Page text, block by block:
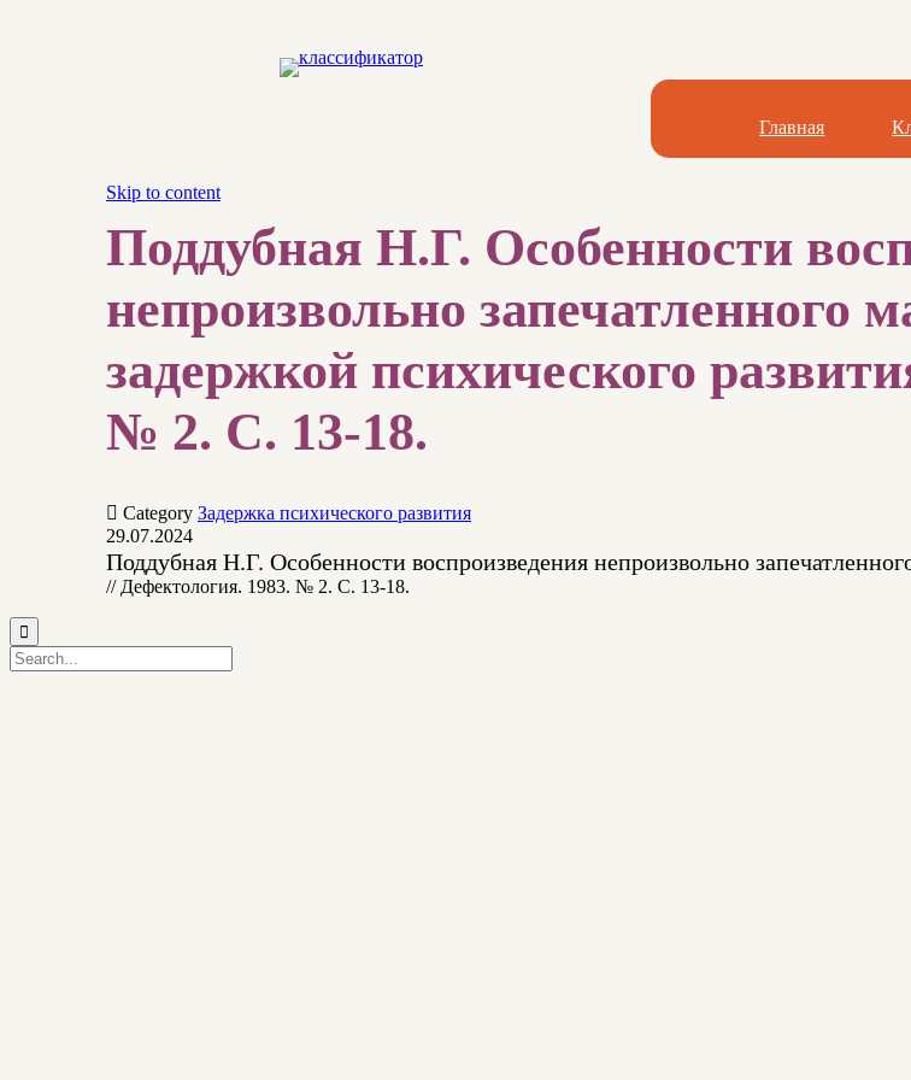
Главная
Skip to content
Поддубная Н.Г. Особенности
непроизвольно запечатленного
задержкой психического
№ 2. С. 13-18.
 Category Задержка психического развития
29.07.2024
Поддубная Н.Г. Особенности воспроизведения непроизвольно
// Дефектология. 1983. № 2. С. 13-18.
